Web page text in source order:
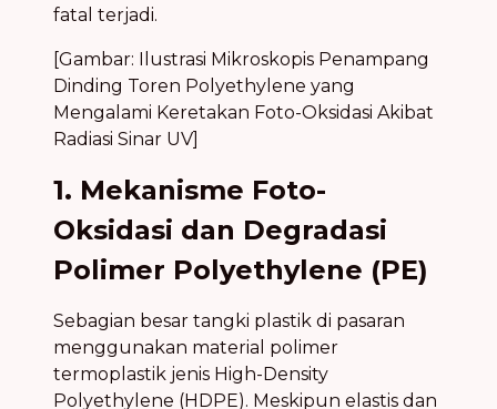
fatal terjadi.
[Gambar: Ilustrasi Mikroskopis Penampang
Dinding Toren Polyethylene yang
Mengalami Keretakan Foto-Oksidasi Akibat
Radiasi Sinar UV]
1. Mekanisme Foto-
Oksidasi dan Degradasi
Polimer Polyethylene (PE)
Sebagian besar tangki plastik di pasaran
menggunakan material polimer
termoplastik jenis High-Density
Polyethylene (HDPE). Meskipun elastis dan